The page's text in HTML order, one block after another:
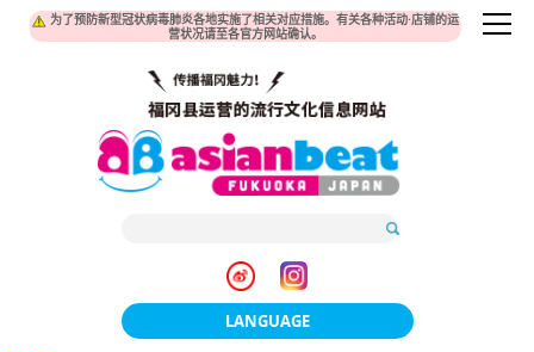
为了预防新型冠状病毒肺炎各地实施了相关对应措施。有关各种活动·店铺的运
营状况请至各官方网站确认。
LANGUAGE